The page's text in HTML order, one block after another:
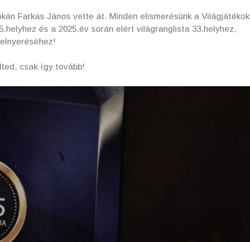
Farkas János vette át. Minden elismerésünk a Világjátékok
és a 2025.év során elért világranglista 33.helyhez,
csak így tovább!